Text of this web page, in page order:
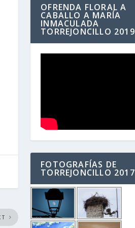
OFRENDA FLORAL A
CABALLO A MARÍA
INMACULADA
TORREJONCILLO 2019
FOTOGRAFÍAS DE
TORREJONCILLO 2017